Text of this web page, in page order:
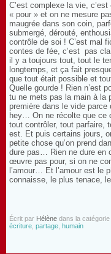
C’est complexe la vie,
« pour » et on ne mesure
maugrée dans son coin,
submergé, dérouté,
contrôle de soi ! C’est mal
contes de fée, c’est pas
il y a toujours tout, tout le
longtemps, et ça fait
que tout était possible et
Quelle gourde ! Rien n’est
tu ne mets pas la main à la
première dans le vide
hey… On ne récolte que ce
tout contrôler, tout parfaire,
est. Et puis certains jours,
petite chose qu’on prend
dure pas… Rien ne dure en
œuvre pas pour, si on ne
l’amour… Et l’amour est le
connaisse, le plus tenace,
Écrit par Hélène dans la catégorie
écriture partage humain